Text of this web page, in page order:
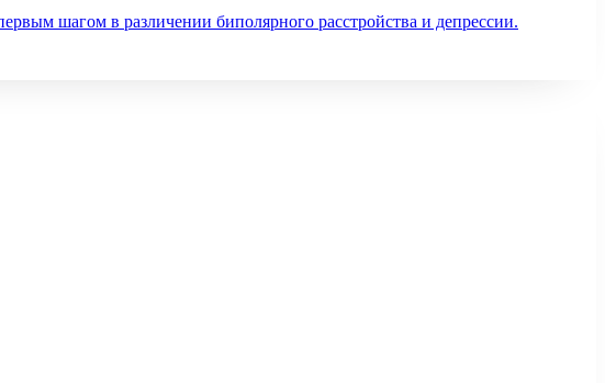
шагом в различении биполярного расстройства и депрессии.